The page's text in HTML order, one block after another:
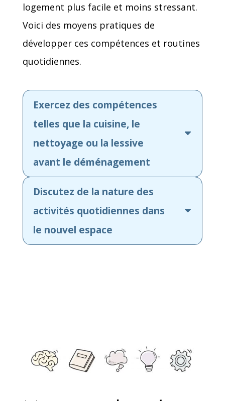
logement plus facile et moins stressant.
Voici des moyens pratiques de
développer ces compétences et routines
quotidiennes.
Exercez des compétences
telles que la cuisine, le
nettoyage ou la lessive
avant le déménagement
Discutez de la nature des
activités quotidiennes dans
le nouvel espace